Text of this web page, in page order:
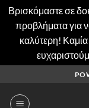
Βρισκόμαστε σε
προβλήματα για
καλύτερη!
περιεχόμενο